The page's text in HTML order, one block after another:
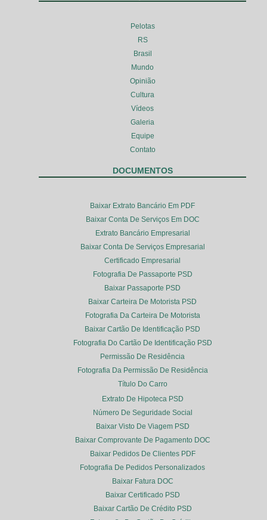
Pelotas
RS
Brasil
Mundo
Opinião
Cultura
Vídeos
Galeria
Equipe
Contato
DOCUMENTOS
Baixar Extrato Bancário Em PDF
Baixar Conta De Serviços Em DOC
Extrato Bancário Empresarial
Baixar Conta De Serviços Empresarial
Certificado Empresarial
Fotografia De Passaporte PSD
Baixar Passaporte PSD
Baixar Carteira De Motorista PSD
Fotografia Da Carteira De Motorista
Baixar Cartão De Identificação PSD
Fotografia Do Cartão De Identificação PSD
Permissão De Residência
Fotografia Da Permissão De Residência
Título Do Carro
Extrato De Hipoteca PSD
Número De Seguridade Social
Baixar Visto De Viagem PSD
Baixar Comprovante De Pagamento DOC
Baixar Pedidos De Clientes PDF
Fotografia De Pedidos Personalizados
Baixar Fatura DOC
Baixar Certificado PSD
Baixar Cartão De Crédito PSD